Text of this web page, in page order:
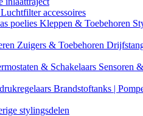
Luchtfilter accessoires
poelies Kleppen & Toebehoren
Zuigers & Toebehoren
& Schakelaars Sensoren
Brandstoftanks |
stylingsdelen